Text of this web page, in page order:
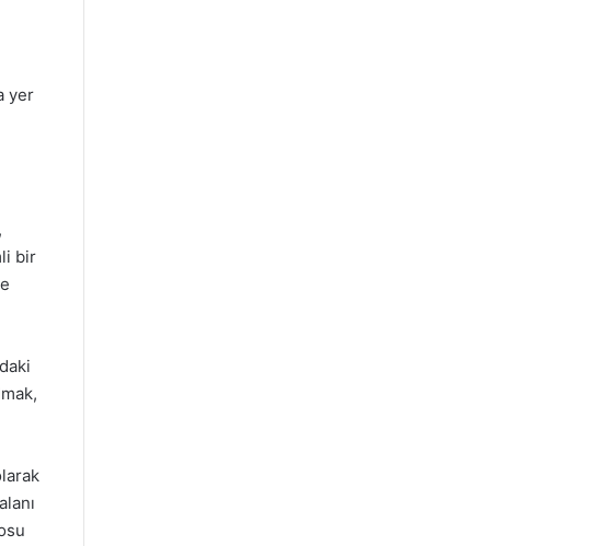
yer
bir